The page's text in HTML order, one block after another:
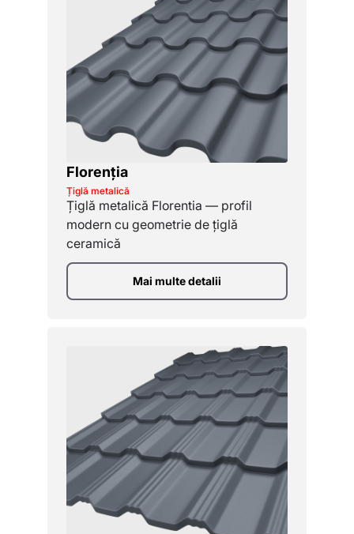
Florenția
Țiglă metalică
Țiglă metalică Florentia — profil
modern cu geometrie de țiglă
ceramică
Mai multe detalii